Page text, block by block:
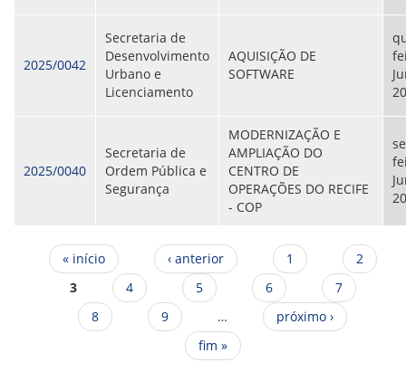
2025/0042
Secretaria de
Desenvolvimento
Urbano e
Licenciamento
AQUISIÇÃO DE
SOFTWARE
2025/0040
Secretaria de
Ordem Pública e
Segurança
MODERNIZAÇÃO E
AMPLIAÇÃO DO
CENTRO DE
OPERAÇÕES DO RECIFE
- COP
Páginas
« início ‹ anterior 1
2
3
4 5 6
7
8
9 …
próximo ›
fim »